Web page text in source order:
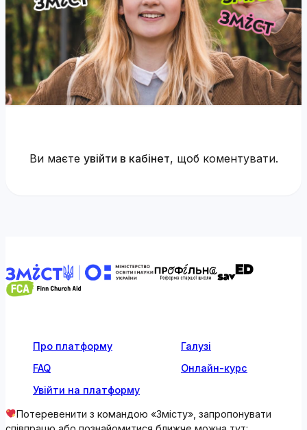
Ви маєте увійти в кабінет, щоб коментувати.
Про платформу
Галузі
FAQ
Онлайн-курс
Увійти на платформу
Потеревенити з командою «Змісту», запропонувати